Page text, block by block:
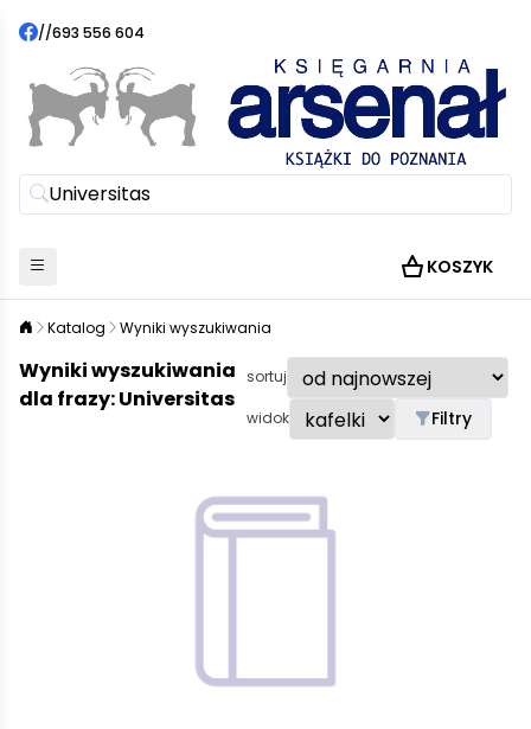
//693 556 604
KOSZYK
Katalog Wyniki wyszukiwania
Wyniki wyszukiwania
dla frazy: Universitas
sortuj
widok Filtry